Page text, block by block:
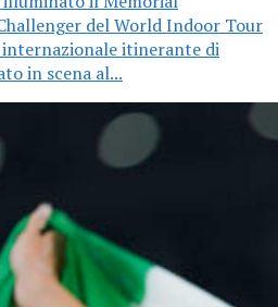
del World Indoor Tour
itinerante di
in scena al...